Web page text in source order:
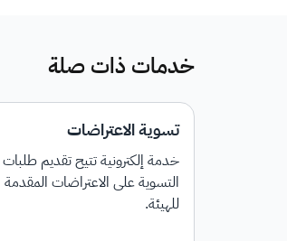
خدمات ذات صلة
تسوية الاعتراضات
خدمة إلكترونية تتيح تقديم طلبات
التسوية على الاعتراضات المقدمة
للهيئة.